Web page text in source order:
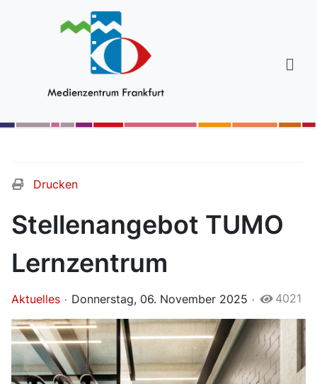
Drucken
Stellenangebot TUMO
Lernzentrum
Aktuelles Donnerstag, 06. November 2025 4021